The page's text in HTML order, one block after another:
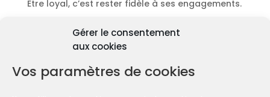
Gérer le consentement
aux cookies
Vos paramètres de cookies
Etre loyal, c’est rester fidèle à ses engagements.
Découvrir les diagnostics
Pourquoi les diagnostics
immobiliers sont
obligatoires ?